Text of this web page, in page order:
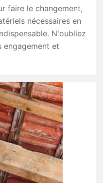
faire le changement,
nécessaires en
N'oubliez
engagement et